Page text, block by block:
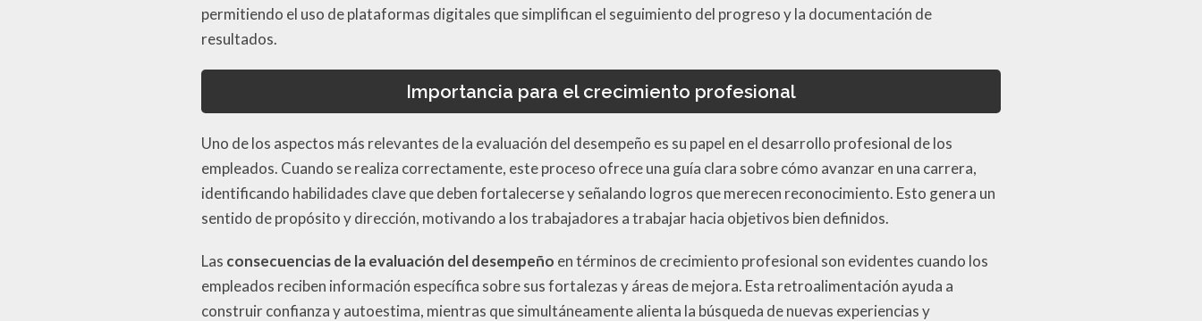
permitiendo el uso de plataformas digitales que simplifican el seguimiento del progreso y la documentación de
resultados.
Importancia para el crecimiento profesional
Uno de los aspectos más relevantes de la evaluación del desempeño es su papel en el desarrollo profesional de los
empleados. Cuando se realiza correctamente, este proceso ofrece una guía clara sobre cómo avanzar en una carrera,
identificando habilidades clave que deben fortalecerse y señalando logros que merecen reconocimiento. Esto genera un
sentido de propósito y dirección, motivando a los trabajadores a trabajar hacia objetivos bien definidos.
Las consecuencias de la evaluación del desempeño en términos de crecimiento profesional son evidentes cuando los
empleados reciben información específica sobre sus fortalezas y áreas de mejora. Esta retroalimentación ayuda a
construir confianza y autoestima, mientras que simultáneamente alienta la búsqueda de nuevas experiencias y